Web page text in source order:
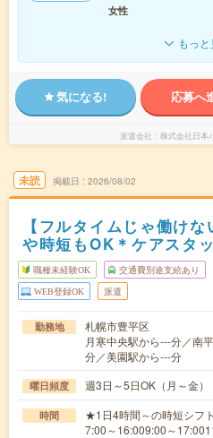
女性
もっ
気になる! 応募へ
派遣会社 株式会社日本
未読 掲載日 2026/08/02
【フルタイムじゃ働け
や時短もOK＊ケアスタ
職種未経験OK 交通費別途支給あり
WEB登録OK 派遣
勤務地
札幌市豊平区
月寒中央駅から---分／南
分／美園駅から---分
曜日頻度 週3日～5日OK（月～金
時間
★1日4時間～の時短シフ
7:00～16:009:00～